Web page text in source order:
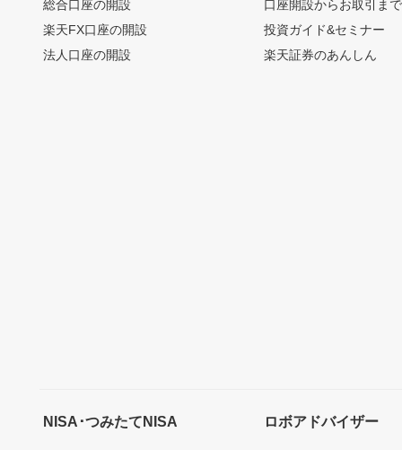
総合口座の開設
楽天FX口座の開設
法人口座の開設
口座開設からお取引ま
投資ガイド&セミナー
楽天証券のあんしん
NISA･つみたてNISA ロボアドバイザー